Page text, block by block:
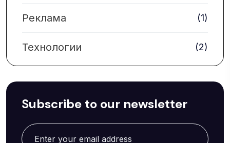
Реклама (1)
Технологии (2)
Subscribe to our newsletter